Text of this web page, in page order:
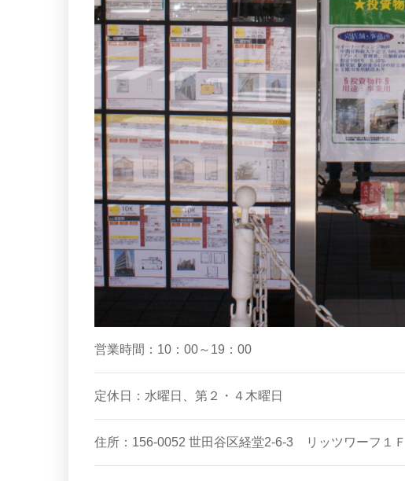
営業時間：10：00～19：00
定休日：水曜日、第２・４木曜日
住所：156-0052 世田谷区経堂2-6-3 リッツワーフ１Ｆ